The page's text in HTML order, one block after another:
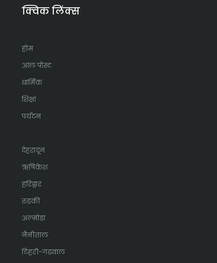
क्विक लिंक्स
होम
आल पोस्ट
धार्मिक
शिक्षा
पर्यटन
देहरादून
ऋषिकेश
हरिद्वार
रुड़की
अल्मोड़ा
नैनीताल
टिहरी-गढ़वाल